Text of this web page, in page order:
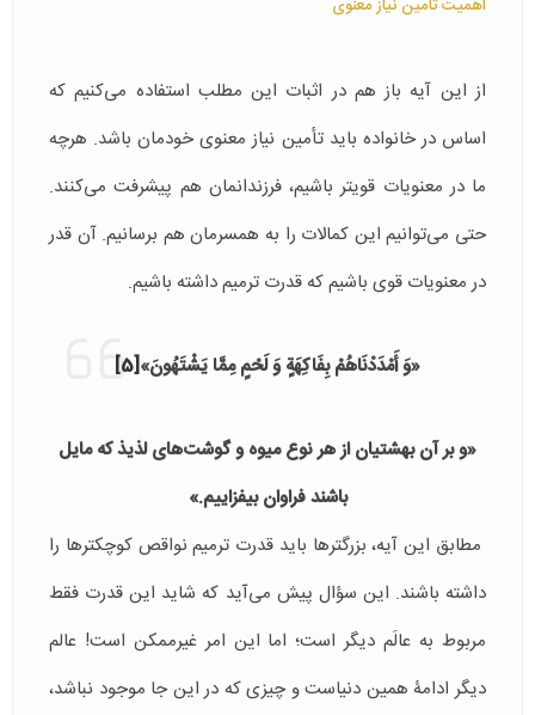
اهمیت تأمین نیاز معنوی
از این آیه باز هم در اثبات این مطلب استفاده می‌کنیم که
اساس در خانواده باید تأمین نیاز معنوی خودمان باشد. هرچه
ما در معنویات قوی­تر باشیم، فرزندانمان هم پیشرفت می‌کنند.
حتی می‌توانیم این کمالات را به همسرمان هم برسانیم. آن قدر
در معنویات قوی باشیم که قدرت ترمیم داشته باشیم.
«وَ أَمْدَدْنَاهُمْ بِفَاكِهَةٍ وَ لَحْمٍ مِمَّا يَشْتَهُونَ»[5]
«و بر آن بهشتیان از هر نوع میوه و گوشت‌های لذیذ که مایل
باشند فراوان بیفزاییم.»
مطابق این آیه، بزرگترها باید قدرت ترمیم نواقص کوچکترها را
داشته باشند. این سؤال پیش می‌­آید که شاید این قدرت فقط
مربوط به عالَم دیگر است؛ اما این امر غیرممکن است! عالم
دیگر ادامۀ همین دنیاست و چیزی که در این جا موجود نباشد،